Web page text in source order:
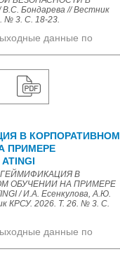
Бондарева // Вестник
№ 3. С. 18-23.
данные по
В КОРПОРАТИВНОМ
ПРИМЕРЕ
ГЕЙМИФИКАЦИЯ В
ОБУЧЕНИИ НА ПРИМЕРЕ
/ И.А. Есенкулова, А.Ю.
КРСУ. 2026. Т. 26. № 3. С.
данные по